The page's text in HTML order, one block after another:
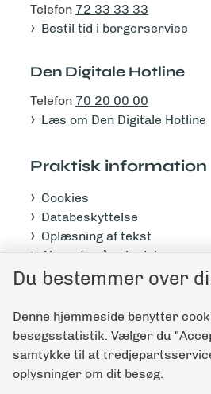
Telefon 72 33 33 33
Bestil tid i borgerservice
Den Digitale Hotline
Telefon 70 20 00 00
Læs om Den Digitale Hotline
Praktisk information
Cookies
Databeskyttelse
Oplæsning af tekst
Abonnér på nyhedsbrev
Tilgængelighedserklæring
Giv feedback til
Du bestemmer over
Denne hjemmeside benytter
besøgsstatistik. Vælger du
samtykke til at
oplysninger om dit besøg.